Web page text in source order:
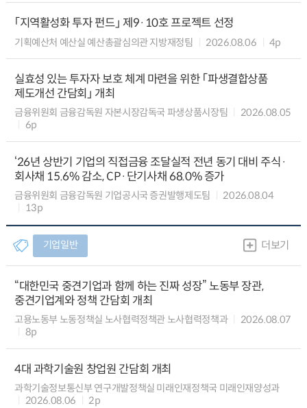
「지역활성화 투자 펀드」 제9·10호 프로젝트 선정
기획예산처 예산실 예산총괄심의관 지방재정팀 2026.08.06 4p
실효성 있는 투자자 보호 체계 마련을 위한 「파생결합상품
제도개선 간담회」 개최
금융위원회 금융감독원 자본시장감독국 파생상품시장팀
2026.08.05
6p
‘26년 상반기 기업의 직접금융 조달실적 전년 동기 대비 주식·
회사채 15.6% 감소, CP·단기사채 68.0% 증가
금융위원회 금융감독원 기업공시국 증권발행제도팀
2026.08.04
13p
기업일반 더보기
“대한민국 중견기업과 함께 하는 진짜 성장” 노동부 장관,
중견기업계와 정책 간담회 개최
고용노동부 노동정책실 노사협력정책관 노사협력정책과
2026.08.07
8p
4대 과학기술원 창업원 간담회 개최
과학기술정보통신부 연구개발정책실 미래인재정책국 미래인재양성과
2026.08.06
2p